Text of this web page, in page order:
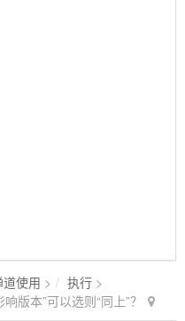
道使用 > 执行 >
版本”可以选则“同上”？